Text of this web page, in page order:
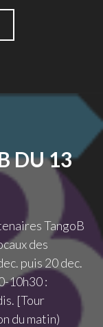
DU 13
TangoB
des
puis 20 dec.
10h30 :
[Tour
du matin)